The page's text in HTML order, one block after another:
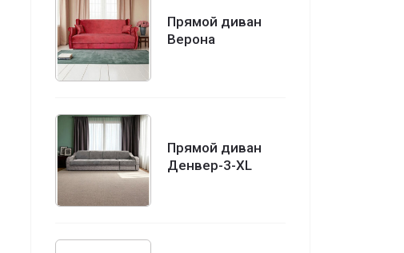
Прямой диван
Верона
Прямой диван
Денвер-3-XL